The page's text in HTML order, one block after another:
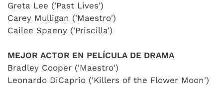
Greta Lee ('Past Lives')
Carey Mulligan ('Maestro')
Cailee Spaeny ('Priscilla')
MEJOR ACTOR EN PELÍCULA DE DRAMA
Bradley Cooper ('Maestro')
Leonardo DiCaprio ('Killers of the Flower Moon')